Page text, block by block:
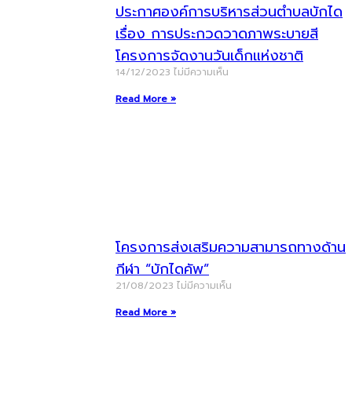
ประกาศองค์การบริหารส่วนตำบลบักได
เรื่อง การประกวดวาดภาพระบายสี
โครงการจัดงานวันเด็กแห่งชาติ
14/12/2023 ไม่มีความเห็น
Read More »
โครงการส่งเสริมความสามารถทางด้าน
กีฬา “บักไดคัพ”
21/08/2023 ไม่มีความเห็น
Read More »